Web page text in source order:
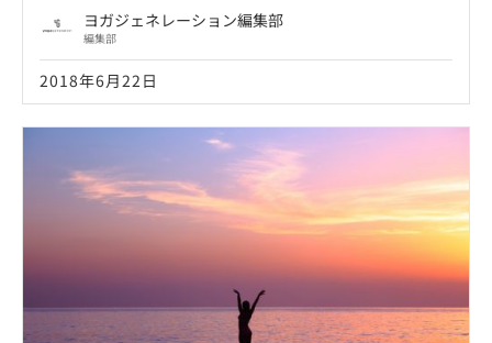
ヨガジェネレーション編集部
編集部
2018年6月22日